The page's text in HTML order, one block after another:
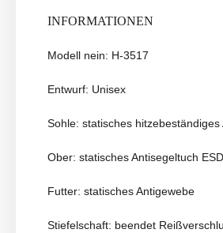
INFORMATIONEN
Modell nein: H-3517
Entwurf: Unisex
Sohle: statisches hitzebeständiges
Ober: statisches Antisegeltuch
Futter: statisches Antigewebe
Stiefelschaft: beendet